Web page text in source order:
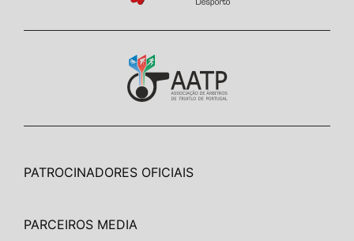
PATROCINADORES OFICIAIS
PARCEIROS MEDIA